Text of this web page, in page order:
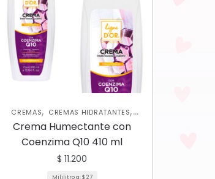
CREMAS, CREMAS HIDRATANTES,
HIDRATANTES CORPORALES, NUEVA
,
Crema Humectante con
Coenzima Q10 410 ml
$ 11.200
Mililitro a:$ 27